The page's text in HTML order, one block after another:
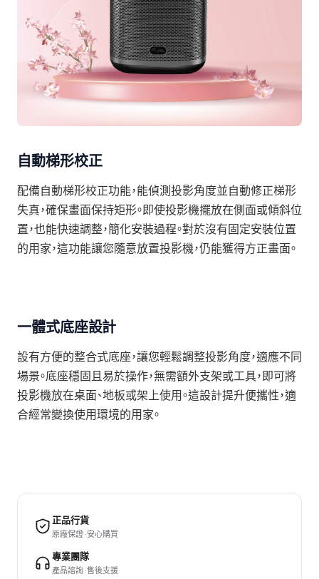
自動梯形校正
配備自動梯形校正功能，能偵測投影角度並自動修正梯形
失真，確保畫面保持矩形。即使投影機擺放在側面或傾斜位
置，也能快速調整，簡化安裝過程。對於沒有固定安裝位置
的用家，這功能讓您隨意放置投影機，仍能獲得方正畫面。
一體式底座設計
設有方便的整合式底座，讓您輕鬆調整投影角度，適應不同
場景。底座穩固且易於操作，無需額外支架或工具，即可將
投影機放在桌面、地板或架上使用。這設計提升便攜性，適
合經常變換使用環境的用家。
正品行貨
原廠保證 · 安心購買
專業團隊
產品諮詢 · 售後支援